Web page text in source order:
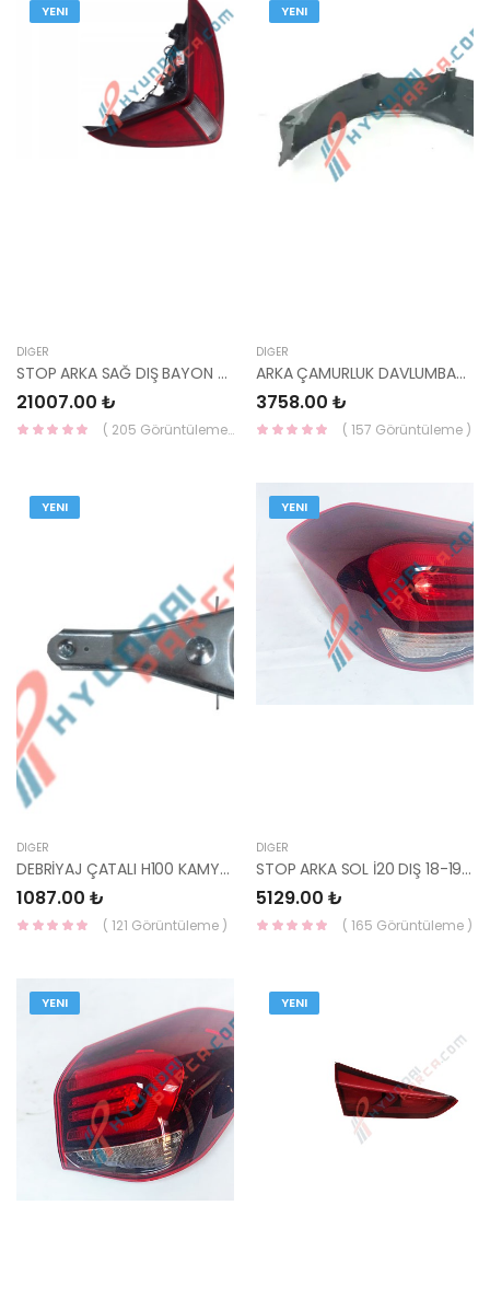
YENI
DIĞER
STOP ARKA SAĞ DIŞ BAYON 2020- LED 92402-Q0600-MOBIS-S
21007.00 ₺
( 205 Görüntüleme )
YENI
DIĞER
ARKA ÇAMURLUK DAVLUMBAZI SAĞ BAYON 2020- 86822-Q0400-MOBIS-S
3758.00 ₺
( 157 Görüntüleme )
YENI
DIĞER
DEBRİYAJ ÇATALI H100 KAMYONET 1997- / STAREX TCİ 2001- 41413-4A000-MOBIS
1087.00 ₺
( 121 Görüntüleme )
YENI
DIĞER
STOP ARKA SOL İ20 DIŞ 18-19 92401-C8600-YS
5129.00 ₺
( 165 Görüntüleme )
YENI YENI